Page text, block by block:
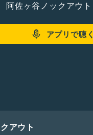
阿佐ヶ谷ノックアウト
アプリで聴く
アウト